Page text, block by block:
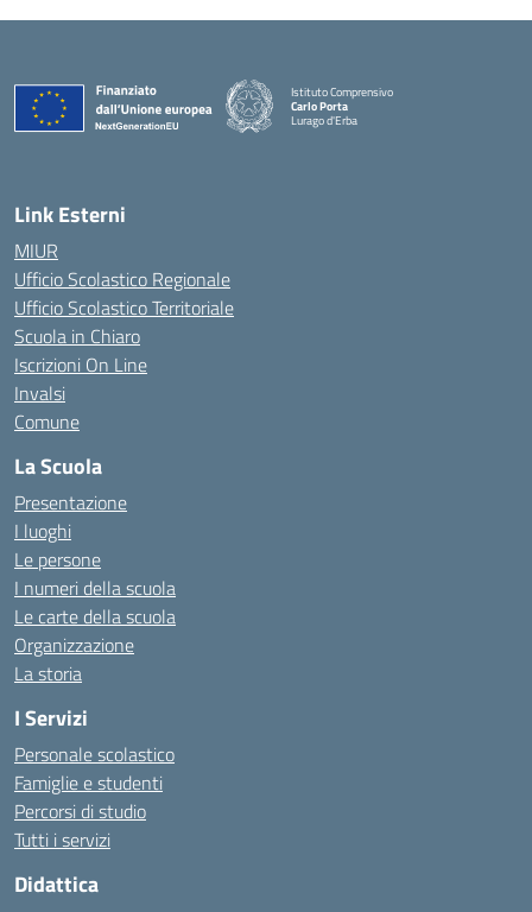
Istituto Comprensivo
Carlo Porta
Lurago d'Erba
— Visita la pagina iniziale della scuola
Link Esterni
MIUR
Ufficio Scolastico Regionale
Ufficio Scolastico Territoriale
Scuola in Chiaro
Iscrizioni On Line
Invalsi
Comune
La Scuola
Presentazione
I luoghi
Le persone
I numeri della scuola
Le carte della scuola
Organizzazione
La storia
I Servizi
Personale scolastico
Famiglie e studenti
Percorsi di studio
Tutti i servizi
Didattica